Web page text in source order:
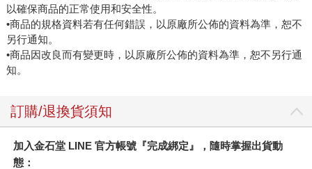
以確保商品的正常使用和安全性。
•商品的規格資料若有任何錯誤，以原廠所公佈的資料為準，恕不
另行通知。
•商品因改良而有變更時，以原廠所公佈的資料為準，恕不另行通
知。
訂購/退換貨須知
加入金石堂 LINE 官方帳號『完成綁定』，隨時掌握出貨動
態：